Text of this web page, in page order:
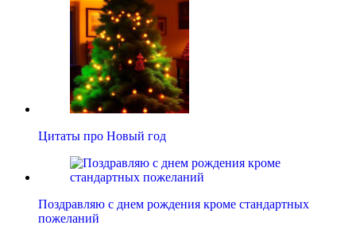
Цитаты про Новый год
Поздравляю с днем рождения кроме стандартных
пожеланий